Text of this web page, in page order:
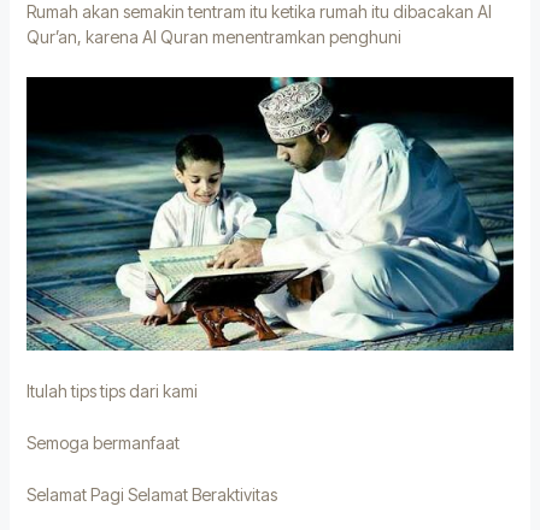
Rumah akan semakin tentram itu ketika rumah itu dibacakan Al
Qur’an, karena Al Quran menentramkan penghuni
Itulah tips tips dari kami
Semoga bermanfaat
Selamat Pagi Selamat Beraktivitas